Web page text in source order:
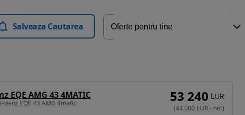
Salveaza Cautarea
EQE AMG 43 4MATIC
Benz EQE 43 AMG 4matic 53 240 EUR
(44 000 EUR- net)